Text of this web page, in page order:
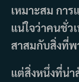
เหมาะสม กา
แน่ใจว่าคนชั่ว
สาสมกับสิ่งที่พ
แต่สิ่งหนึ่งที่น่า